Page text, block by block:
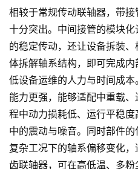
相较于常规传动联轴器，带
十分突出。中间接管的模块
的稳定传动，还让设备拆装
体拆解轴系结构，即可完成
低设备运维的人力与时间成
能力更强，能够适配中重载
程中动力损耗低、运行平稳
中的震动与噪音。同时部件
复杂工况下的轴系偏移变化
齿联轴器，可在高低温、多